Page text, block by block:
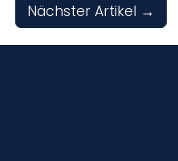
Nächster Artikel →